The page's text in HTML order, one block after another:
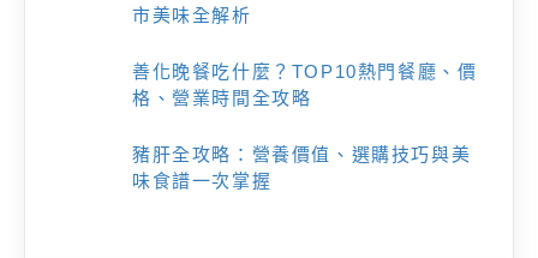
市美味全解析
善化晚餐吃什麼？TOP10熱門餐廳、價
格、營業時間全攻略
豬肝全攻略：營養價值、選購技巧與美
味食譜一次掌握